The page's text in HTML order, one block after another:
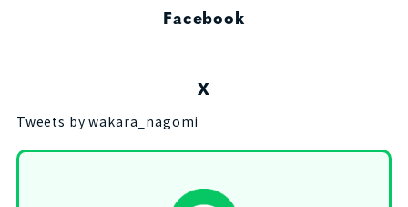
Facebook
X
Tweets by wakara_nagomi